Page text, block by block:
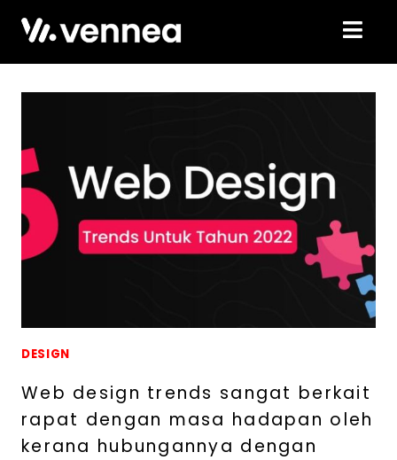
DESIGN
Web design trends sangat berkait
rapat dengan masa hadapan oleh
kerana hubungannya dengan